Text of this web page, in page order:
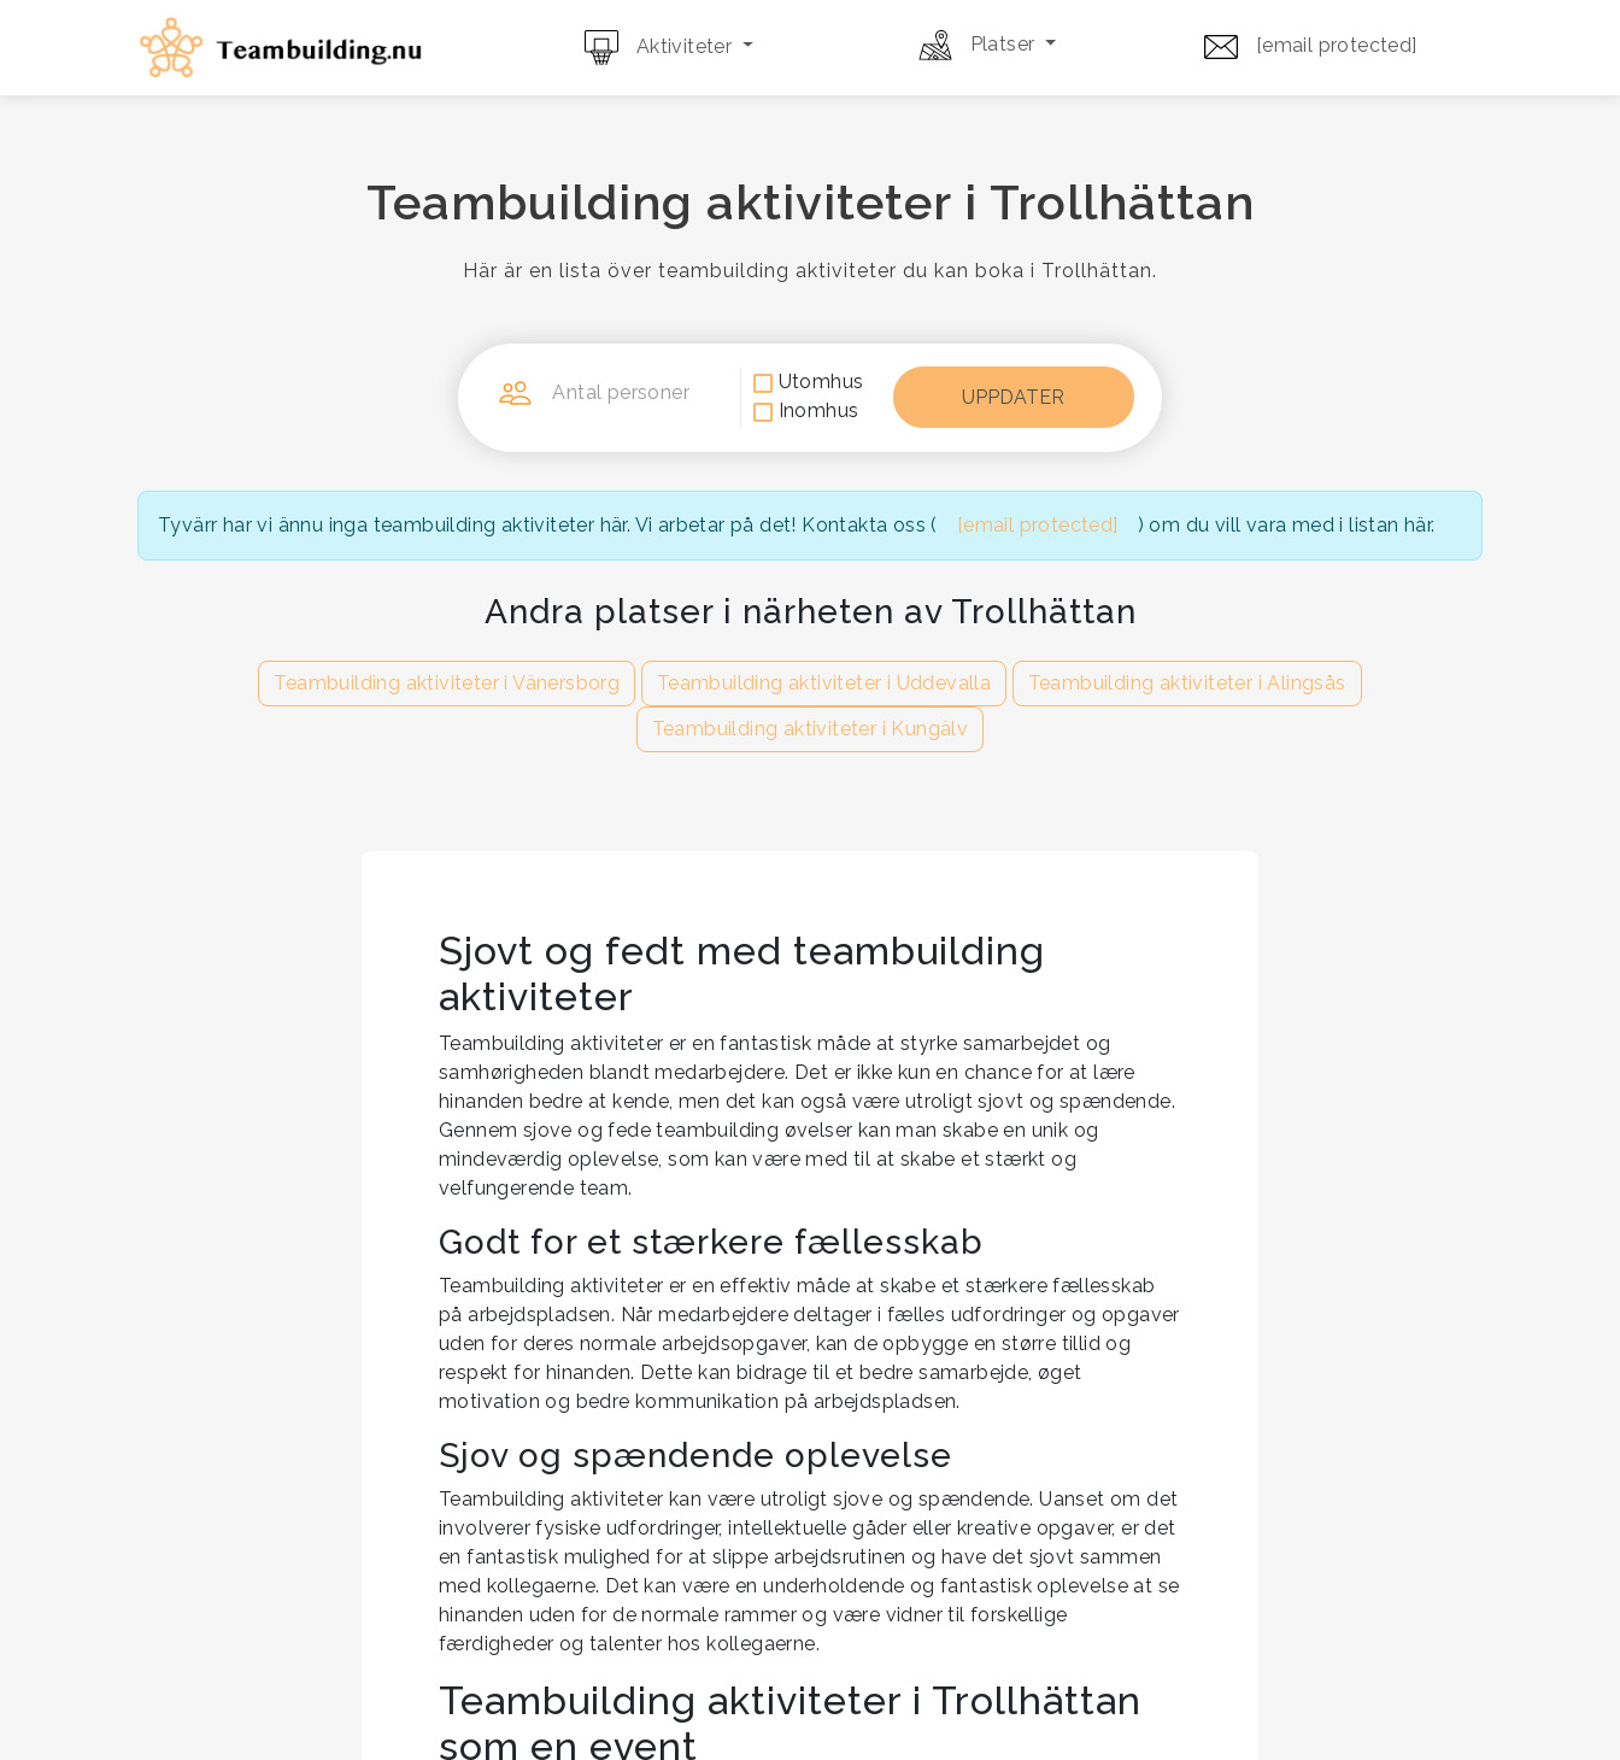
Aktiviteter Platser [email protected]
Teambuilding aktiviteter i Trollhättan
Här är en lista över teambuilding aktiviteter du kan boka i Trollhättan.
Antal personer
Utomhus
Inomhus
Tyvärr har vi ännu inga teambuilding aktiviteter här. Vi arbetar på det! Kontakta oss ( [email protected] ) om du vill vara med i listan här.
Andra platser i närheten av Trollhättan
Teambuilding aktiviteter i Vänersborg Teambuilding aktiviteter i Uddevalla
Teambuilding aktiviteter i Alingsås
Teambuilding aktiviteter i Kungälv
Sjovt og fedt med teambuilding
aktiviteter
Teambuilding aktiviteter er en fantastisk måde at styrke samarbejdet og
samhørigheden blandt medarbejdere. Det er ikke kun en chance for at lære
hinanden bedre at kende, men det kan også være utroligt sjovt og spændende.
Gennem sjove og fede teambuilding øvelser kan man skabe en unik og
mindeværdig oplevelse, som kan være med til at skabe et stærkt og
velfungerende team.
Godt for et stærkere fællesskab
Teambuilding aktiviteter er en effektiv måde at skabe et stærkere fællesskab
på arbejdspladsen. Når medarbejdere deltager i fælles udfordringer og opgaver
uden for deres normale arbejdsopgaver, kan de opbygge en større tillid og
respekt for hinanden. Dette kan bidrage til et bedre samarbejde, øget
motivation og bedre kommunikation på arbejdspladsen.
Sjov og spændende oplevelse
Teambuilding aktiviteter kan være utroligt sjove og spændende. Uanset om det
involverer fysiske udfordringer, intellektuelle gåder eller kreative opgaver, er det
en fantastisk mulighed for at slippe arbejdsrutinen og have det sjovt sammen
med kollegaerne. Det kan være en underholdende og fantastisk oplevelse at se
hinanden uden for de normale rammer og være vidner til forskellige
færdigheder og talenter hos kollegaerne.
Teambuilding aktiviteter i Trollhättan
som en event